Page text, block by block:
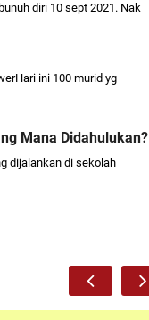
diri 10 sept 2021. Nak
ini 100 murid yg
Mana Didahulukan?
dijalankan di sekolah